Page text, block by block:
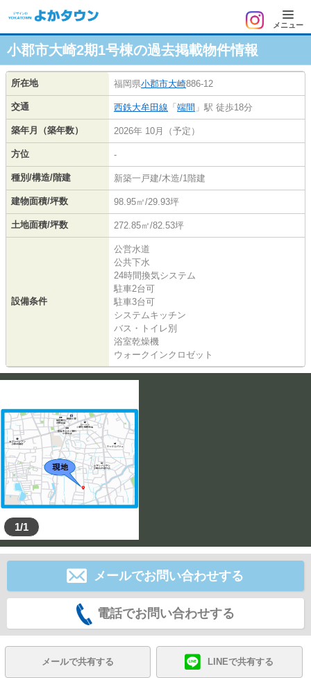
メニュー
小郡市大崎2期1号棟の過去掲載物件情報
所在地 福岡県小郡市大崎886-12
交通 西鉄大牟田線 「 端間 」駅 徒歩18分
築年月（築年数） 2026年 10月（予定）
方位 -
種別/構造/階建 新築一戸建/木造/1階建
建物面積/坪数 98.95㎡/29.93坪
土地面積/坪数 272.85㎡/82.53坪
設備条件
公営水道
公共下水
24時間換気システム
駐車2台可
駐車3台可
システムキッチン
バス・トイレ別
浴室乾燥機
ウォークインクロゼット
1/1
メールでお問い合わせする
電話でお問い合わせする
メールで共有する LINEで共有する